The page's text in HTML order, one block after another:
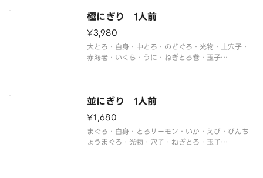
極にぎり 1人前
¥3,980
大とろ・白身・中とろ・のどぐろ・光物・上穴子・
赤海老・いくら・うに・ねぎとろ巻・玉子
並にぎり 1人前
¥1,680
まぐろ・白身・とろサーモン・いか・えび・びんち
ょうまぐろ・光物・穴子・ねぎとろ・玉子